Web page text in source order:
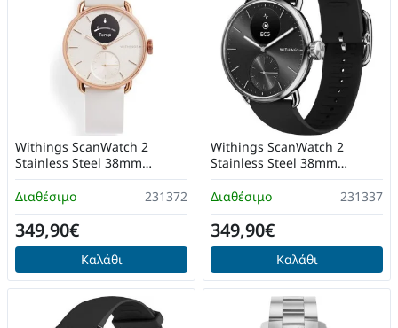
Διαθέσιμο 231372
Withings ScanWatch 2
Stainless Steel 38mm
Αδιάβροχο με Παλμογράφο
(Sand)
349,90€
Καλάθι
Διαθέσιμο 231337
Withings ScanWatch 2
Stainless Steel 38mm
Αδιάβροχο με Παλμογράφο
(Μαύρο)
349,90€
Καλάθι